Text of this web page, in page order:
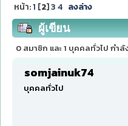
หน้า:1 [2]3 4 ลงล่าง
ผู้เขียน
22.45 น. (อ่าน 97063
0 สมาชิก และ 1 บุคคลทั่วไป กำ
somjainuk74
บุคคลทั่วไป